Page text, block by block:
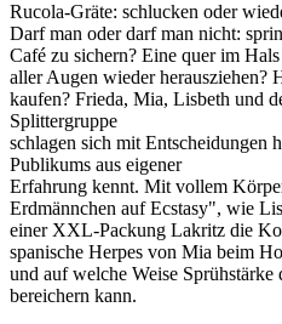
Rucola-Gräte: schlucken oder
Darf man oder darf man nicht:
Café zu sichern? Eine quer im
aller Augen wieder herausziehen?
kaufen? Frieda, Mia, Lisbeth und
Splittergruppe
schlagen sich mit Entscheidungen
Publikums aus eigener
Erfahrung kennt. Mit vollem
Erdmännchen auf Ecstasy", wie
einer XXL-Packung Lakritz die
spanische Herpes von Mia beim
und auf welche Weise Sprühstärke
bereichern kann.